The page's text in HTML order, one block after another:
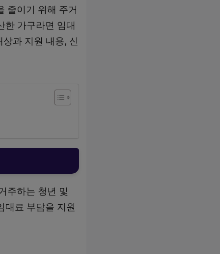
줄이기 위해 주거
한 가구라면 임대
과 지원 내용, 신
주하는 청년 및
대료 부담을 지원